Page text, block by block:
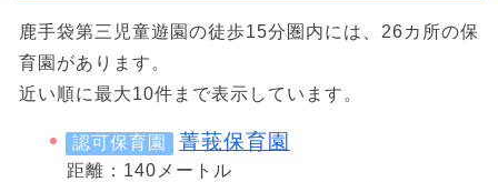
鹿手袋第三児童遊園の徒歩15分圏内には、26カ所の保
育園があります。
近い順に最大10件まで表示しています。
認可保育園 菁莪保育園
距離：140メートル